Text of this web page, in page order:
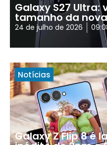
Galaxy S27
tamanho da
24 de julho de 2026
Notícias
Galaxy Z Flip 8 é